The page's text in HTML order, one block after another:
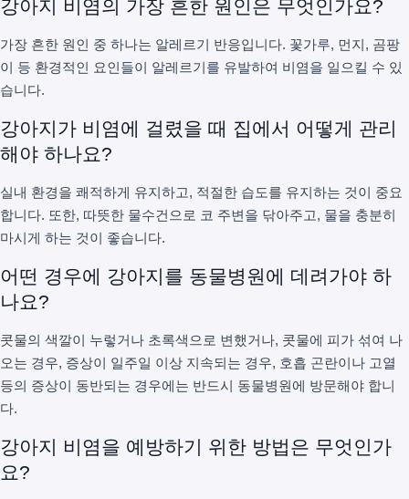
강아지 비염의 가장 흔한 원인은 무엇인가요?
가장 흔한 원인 중 하나는 알레르기 반응입니다. 꽃가루, 먼지, 곰팡
이 등 환경적인 요인들이 알레르기를 유발하여 비염을 일으킬 수 있
습니다.
강아지가 비염에 걸렸을 때 집에서 어떻게 관리
해야 하나요?
실내 환경을 쾌적하게 유지하고, 적절한 습도를 유지하는 것이 중요
합니다. 또한, 따뜻한 물수건으로 코 주변을 닦아주고, 물을 충분히
마시게 하는 것이 좋습니다.
어떤 경우에 강아지를 동물병원에 데려가야 하
나요?
콧물의 색깔이 누렇거나 초록색으로 변했거나, 콧물에 피가 섞여 나
오는 경우, 증상이 일주일 이상 지속되는 경우, 호흡 곤란이나 고열
등의 증상이 동반되는 경우에는 반드시 동물병원에 방문해야 합니
다.
강아지 비염을 예방하기 위한 방법은 무엇인가
요?